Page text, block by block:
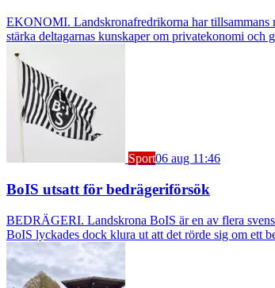
EKONOMI. Landskronafredrikorna har tillsammans
stärka deltagarnas kunskaper om privatekonomi och
Sport06 aug 11:46
BoIS utsatt för bedrägeriförsök
BEDRÄGERI. Landskrona BoIS är en av flera
BoIS lyckades dock klura ut att det rörde sig om ett